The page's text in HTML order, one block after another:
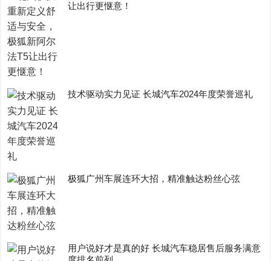
让出行更惬意！
技术驱动实力见证 长城汽车2024年度荣誉巡礼
极狐广州车展连环大招，精准触达粉丝心弦
用户说好才是真的好 长城汽车稳居售后服务满意